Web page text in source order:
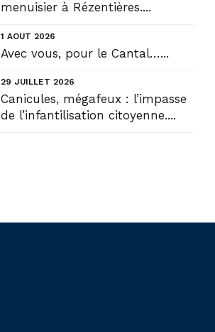
menuisier à Rézentières....
1 AOÛT 2026
Avec vous, pour le Cantal…...
29 JUILLET 2026
Canicules, mégafeux : l’impasse
de l’infantilisation citoyenne....